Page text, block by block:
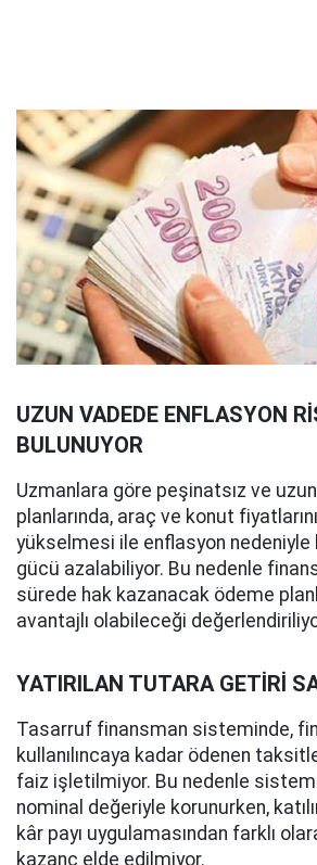
UZUN VADEDE ENFLASYON
BULUNUYOR
Uzmanlara göre peşinatsız ve
planlarında, araç ve konut
yükselmesi ile enflasyon nedeniyle
gücü azalabiliyor. Bu nedenle
sürede hak kazanacak ödeme
avantajlı olabileceği
YATIRILAN TUTARA GETİRİ
Tasarruf finansman sisteminde,
kullanılıncaya kadar ödenen
faiz işletilmiyor. Bu nedenle
nominal değeriyle korunurken,
kâr payı uygulamasından farklı
kazanç elde edilmiyor.